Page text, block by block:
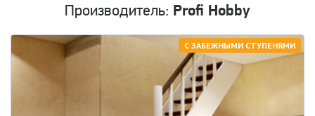
Производитель: Profi Hobby
С ЗАБЕЖНЫМИ СТУПЕНЯМИ